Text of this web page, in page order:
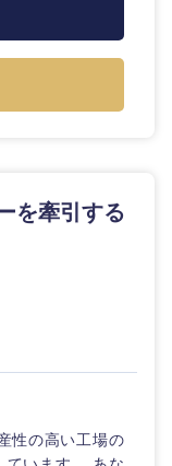
を牽引する
性の高い工場の